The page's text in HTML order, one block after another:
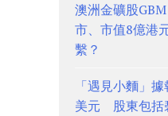
澳洲金礦股
市、市值8億港
繫？
「遇見小麵」
美元 股東包括